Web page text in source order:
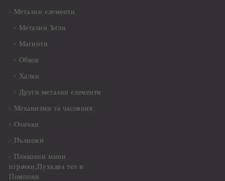
Метални елементи
Метални Ъгли
Магнити
Обков
Халки
Други метални елементи
Механизми за часовник
Очички
Пълнежи
Плюшени мини
играчки,Пухкава тел и
Помпони